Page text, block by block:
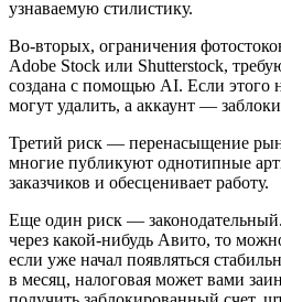
узнаваемую стилистику.
Во-вторых, ограничения
Adobe Stock или Shutterstock,
создана с помощью AI. Если этого
могут удалить, а аккаунт —
Третий риск — перенасыщение
многие публикуют однотипные
заказчиков и обесценивает работу.
Еще один риск —
через какой-нибудь Авито, то
если уже начал появляться
в месяц, налоговая может вами